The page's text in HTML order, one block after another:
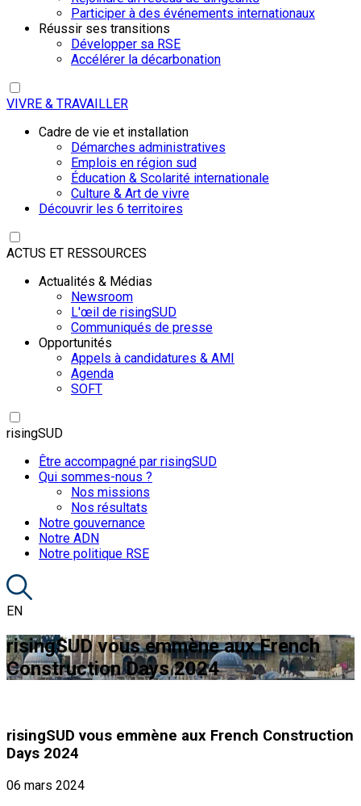
Participer à des événements internationaux
Réussir ses transitions
Développer sa RSE
Accélérer la décarbonation
VIVRE & TRAVAILLER
Cadre de vie et installation
Démarches administratives
Emplois en région sud
Éducation & Scolarité internationale
Culture & Art de vivre
Découvrir les 6 territoires
ACTUS ET RESSOURCES
Actualités & Médias
Newsroom
L'œil de risingSUD
Communiqués de presse
Opportunités
Appels à candidatures & AMI
Agenda
SOFT
risingSUD
Être accompagné par risingSUD
Qui sommes-nous ?
Nos missions
Nos résultats
Notre gouvernance
Notre ADN
Notre politique RSE
EN
risingSUD vous emmène aux French
Construction Days 2024
risingSUD vous emmène aux French Construction
Days 2024
06 mars 2024